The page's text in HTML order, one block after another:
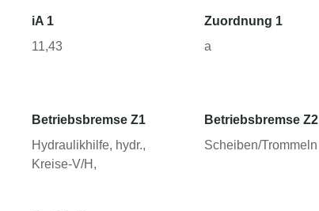
iA 1
11,43
Zuordnung 1
a
Betriebsbremse Z1
Hydraulikhilfe, hydr.,
Kreise-V/H,
Betriebsbremse Z2
Scheiben/Trommeln